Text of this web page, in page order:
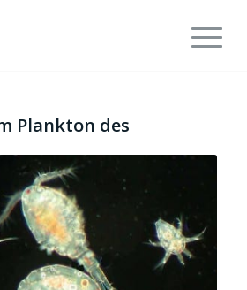
Plankton des